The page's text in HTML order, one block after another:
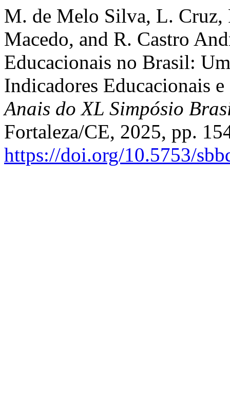
M. de Melo Silva, L. Cruz,
Macedo, and R. Castro
Educacionais no Brasil:
Indicadores Educacionais
Anais do XL Simpósio
Fortaleza/CE, 2025, pp.
https://doi.org/10.5753/